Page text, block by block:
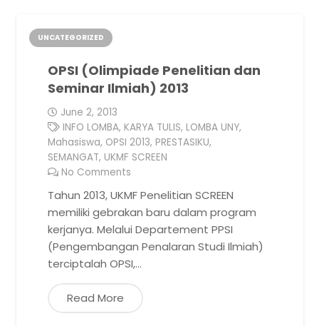
UNCATEGORIZED
OPSI (Olimpiade Penelitian dan
Seminar Ilmiah) 2013
June 2, 2013
INFO LOMBA, KARYA TULIS, LOMBA UNY,
Mahasiswa, OPSI 2013, PRESTASIKU,
SEMANGAT, UKMF SCREEN
No Comments
Tahun 2013, UKMF Penelitian SCREEN
memiliki gebrakan baru dalam program
kerjanya. Melalui Departement PPSI
(Pengembangan Penalaran Studi Ilmiah)
terciptalah OPSI,…
Read More